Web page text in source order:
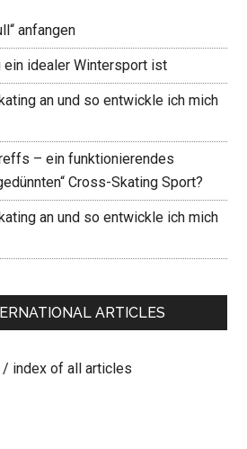
anfangen
ein idealer Wintersport ist
an und so entwickle ich mich
– ein funktionierendes
Cross-Skating Sport?
an und so entwickle ich mich
ARTICLES
/ index of all articles